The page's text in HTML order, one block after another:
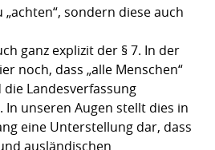
sondern diese auch
ganz explizit der § 7. In der
noch, dass „alle Menschen“
Landesverfassung
In unseren Augen stellt dies in
eine Unterstellung dar, dass
ausländischen